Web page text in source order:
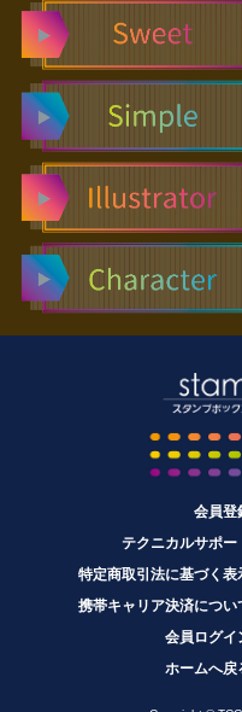
会員登
テクニカルサポー
特定商取引法に基づく表
携帯キャリア決済につい
会員ログイ
ホームへ戻